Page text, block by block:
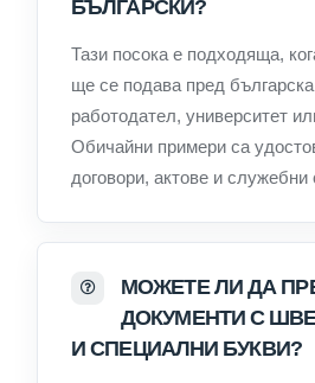
БЪЛГАРСКИ?
Тази посока е подходяща,
ще се подава пред
работодател, университет
Обичайни примери са
договори, актове и служебни
МОЖЕТЕ ЛИ ДА
ДОКУМЕНТИ С
И СПЕЦИАЛНИ БУКВИ?